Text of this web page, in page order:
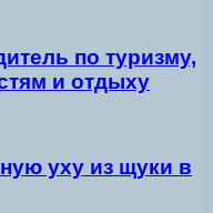
по туризму,
и отдыху
уху из щуки в